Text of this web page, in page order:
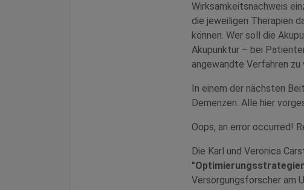
Wirksamkeitsnachweis
die jeweiligen Therapien
können. Wer soll die
Akupunktur – bei
angewandte Verfahren zu
In einem der nächsten
Demenzen. Alle hier
Oops, an error occurred!
Die Karl und Veronica
Versorgungsforscher am